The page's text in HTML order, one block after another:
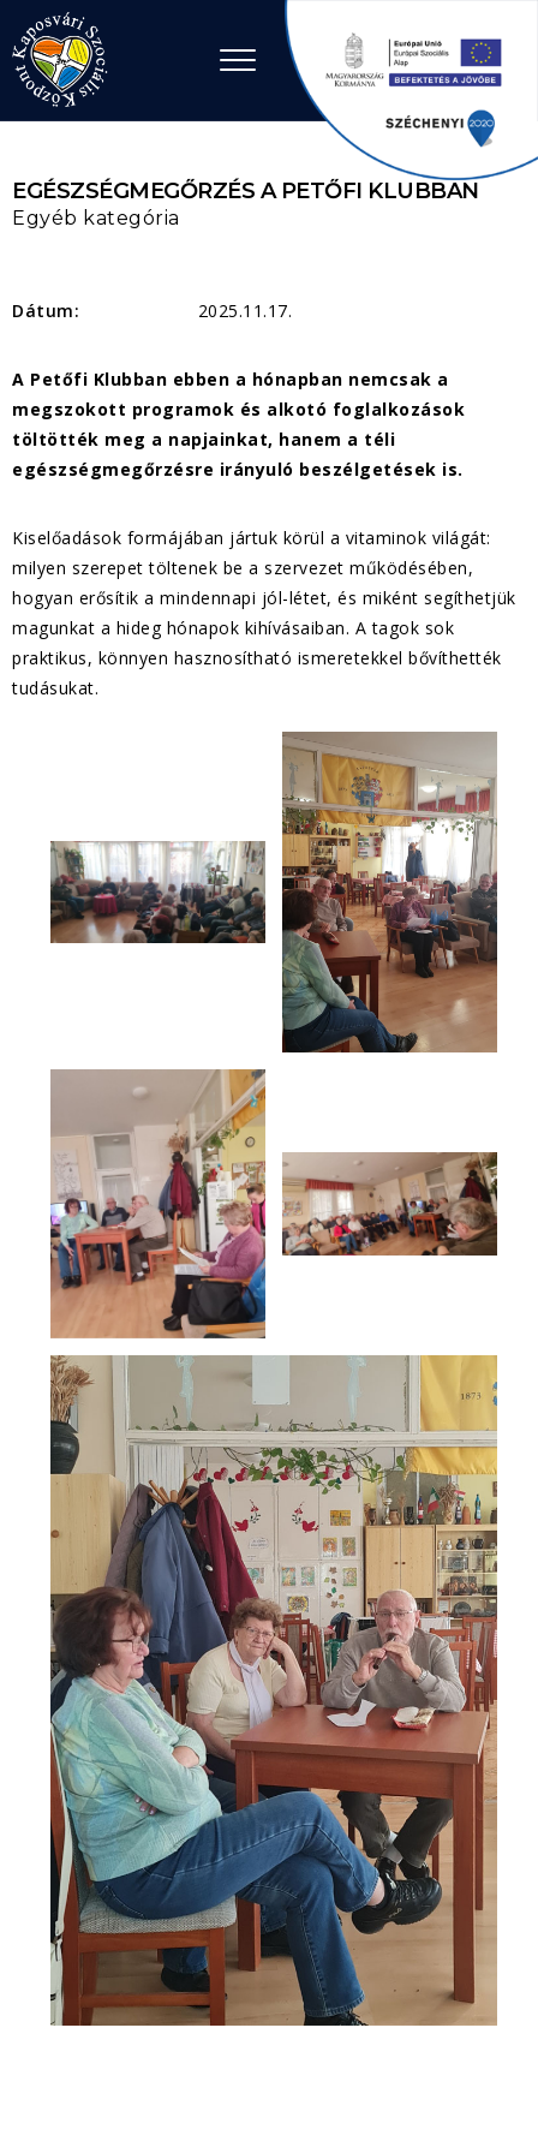
Ugrás a tartalomhoz
EGÉSZSÉGMEGŐRZÉS A PETŐFI KLUBBAN
Egyéb kategória
Dátum: 2025.11.17.
A Petőfi Klubban ebben a hónapban nemcsak a
megszokott programok és alkotó foglalkozások
töltötték meg a napjainkat, hanem a téli
egészségmegőrzésre irányuló beszélgetések is.
Kiselőadások formájában jártuk körül a vitaminok világát:
milyen szerepet töltenek be a szervezet működésében,
hogyan erősítik a mindennapi jól-létet, és miként segíthetjük
magunkat a hideg hónapok kihívásaiban. A tagok sok
praktikus, könnyen hasznosítható ismeretekkel bővíthették
tudásukat.